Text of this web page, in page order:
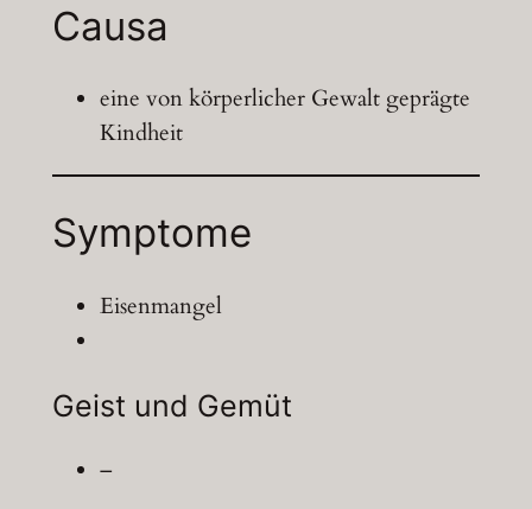
Causa
eine von körperlicher Gewalt geprägte
Kindheit
Symptome
Eisenmangel
Geist und Gemüt
–